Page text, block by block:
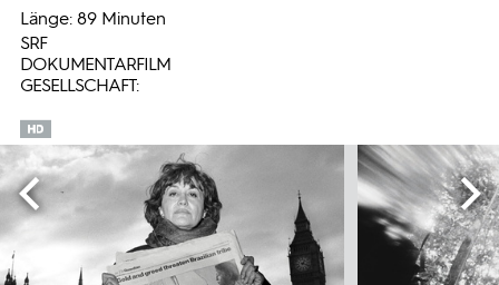
Länge: 89 Minuten
SRF
DOKUMENTARFILM
GESELLSCHAFT: